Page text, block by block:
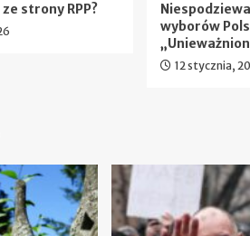
strony RPP?
wyborów
12 stycznia,